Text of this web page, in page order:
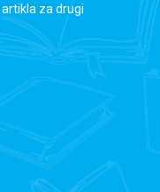
za drugi